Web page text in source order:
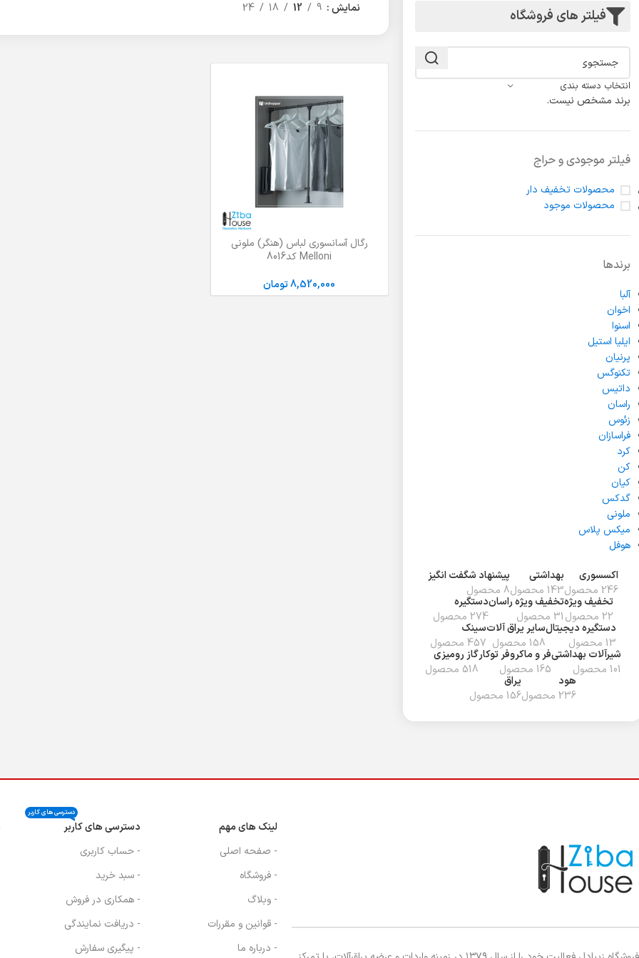
فیلتر های فروشگاه
انتخاب دسته بندی
برند مشخص نیست.
فیلتر موجودی و حراج
محصولات تخفیف دار
محصولات موجود
برندها
آلبا
اخوان
اسنوا
ایلیا استیل
پرنیان
تکنوگس
داتیس
راسان
زئوس
فراسازان
کرد
کن
کیان
گدکس
ملونی
میکس پلاس
هوفل
اکسسوری
246 محصول
بهداشتی
143 محصول
پیشنهاد شگفت انگیز
8 محصول
تخفیف ويژه
22 محصول
تخفیف ویژه راسان
31 محصول
دستگیره
274 محصول
دستگیره دیجیتال
13 محصول
سایر یراق آلات
158 محصول
سینک
457 محصول
شیرآلات بهداشتی
101 محصول
فر و ماکروفر توکار
165 محصول
گاز رومیزی
518 محصول
هود
236 محصول
یراق
156 محصول
نمایش 9
12
18
24
انتخاب گزینه ها
رگال آسانسوری لباس (هنگر) ملونی
Melloni کد8016
8,520,000تومان
لینک های مهم
- صفحه اصلی
- فروشگاه
- وبلاگ
- قوانین و مقررات
- درباره ما
دسترسی های کاربر
دسترسی های کاربر
- حساب کاربری
- سبد خرید
- همکاری در فروش
- دریافت نمایندگی
- پیگیری سفارش